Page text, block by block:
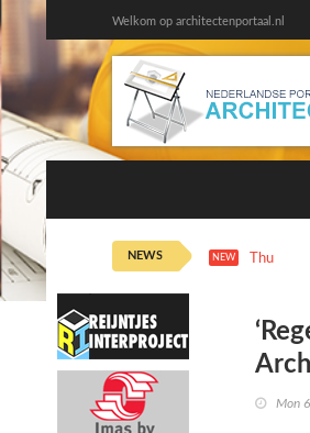
Welkom op architectenportaal.nl
NEWS NEW Thu 6th
Mon